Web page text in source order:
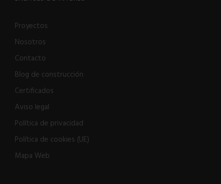
Proyectos
Nosotros
Contacto
Blog de construcción
Certificados
Aviso legal
Política de privacidad
Política de cookies (UE)
Mapa Web